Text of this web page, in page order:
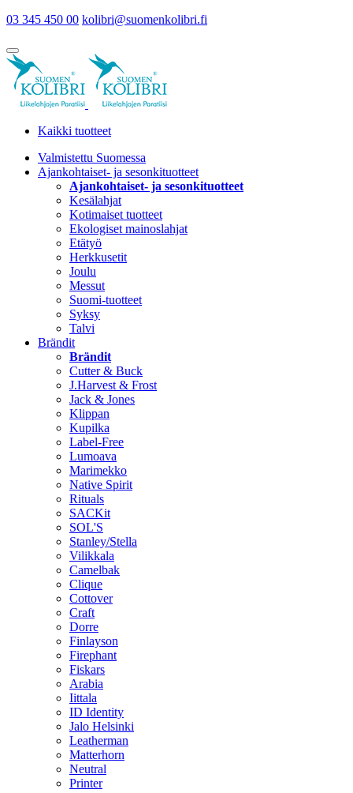
03 345 450 00 kolibri@suomenkolibri.fi
Kaikki tuotteet
Valmistettu Suomessa
Ajankohtaiset- ja sesonkituotteet
Ajankohtaiset- ja sesonkituotteet
Kesälahjat
Kotimaiset tuotteet
Ekologiset mainoslahjat
Etätyö
Herkkusetit
Joulu
Messut
Suomi-tuotteet
Syksy
Talvi
Brändit
Brändit
Cutter & Buck
J.Harvest & Frost
Jack & Jones
Klippan
Kupilka
Label-Free
Lumoava
Marimekko
Native Spirit
Rituals
SACKit
SOL'S
Stanley/Stella
Vilikkala
Camelbak
Clique
Cottover
Craft
Dorre
Finlayson
Firephant
Fiskars
Arabia
Iittala
ID Identity
Jalo Helsinki
Leatherman
Matterhorn
Neutral
Printer